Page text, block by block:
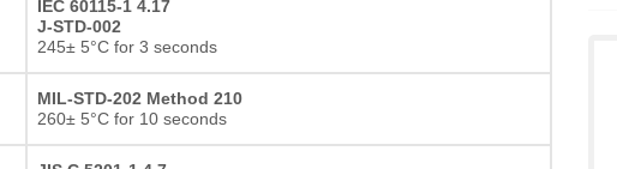
IEC 60115-1 4.17
J-STD-002
245± 5°C for 3 seconds
MIL-STD-202 Method 210
260± 5°C for 10 seconds